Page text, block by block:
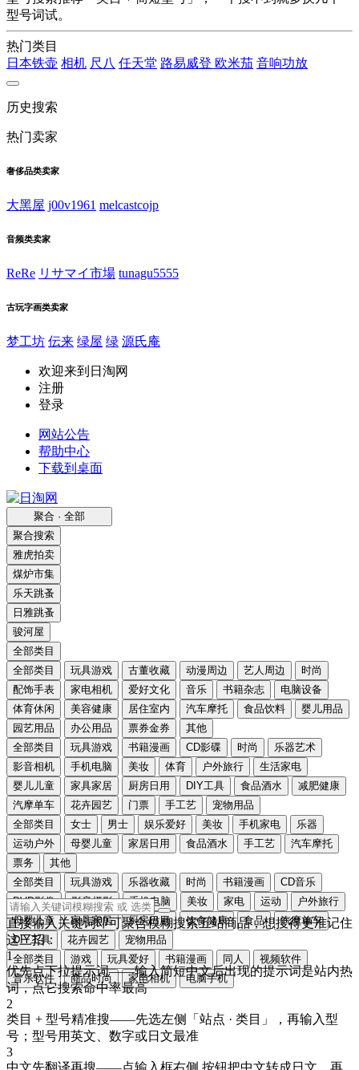
型号词试。
热门类目
日本铁壶 相机 尺八 任天堂 路易威登 欧米茄 音响功放
历史搜索
热门卖家
奢侈品类卖家
大黑屋 j00v1961 melcastcojp
音频类卖家
ReRe リサマイ市場 tunagu5555
古玩字画类卖家
梦工坊 伝来 绿屋 绿 源氏庵
欢迎来到日淘网
注册
登录
网站公告
帮助中心
下载到桌面
聚合 · 全部
聚合搜索
雅虎拍卖
煤炉市集
乐天跳蚤
日雅跳蚤
骏河屋
全部类目
全部类目
玩具游戏 古董收藏 动漫周边 艺人周边
时尚
配饰手表
家电相机 爱好文化 音乐 书籍杂志
电脑设备
体育休闲
美容健康 居住室内 汽车摩托 食品饮料
婴儿用品
园艺用品
办公用品 票券金券
其他
全部类目
玩具游戏 书籍漫画 CD影碟 时尚
乐器艺术
影音相机
手机电脑 美妆 体育 户外旅行
生活家电
婴儿儿童
家具家居 厨房日用 DIY工具 食品酒水
减肥健康
汽摩单车
花卉园艺 门票 手工艺
宠物用品
全部类目
女士 男士 娱乐爱好 美妆 手机家电
乐器
运动户外
母婴儿童 家居日用 食品酒水 手工艺
汽车摩托
票务
其他
全部类目
玩具游戏 乐器收藏 时尚 书籍漫画
CD音乐
DVD影像
影音摄影 手机电脑 美妆 家电 运动
户外旅行
母婴儿童
家具家居 厨房日用 饮食健康 食品
汽摩单车
DIY工具
花卉园艺
宠物用品
全部类目
游戏 玩具爱好 书籍漫画 同人
视频软件
音乐软件
商品时尚 家电相机 电脑手机
直接输入关键词即可聚合模糊搜索五站商品，想搜得更准记住
这三招：
1
优先点下拉提示词——输入简短中文后出现的提示词是站内热
词，点它搜索命中率最高
2
类目 + 型号精准搜——先选左侧「站点 · 类目」，再输入型
号；型号用英文、数字或日文最准
3
中文先翻译再搜——点输入框右侧 按钮把中文转成日文 ，再